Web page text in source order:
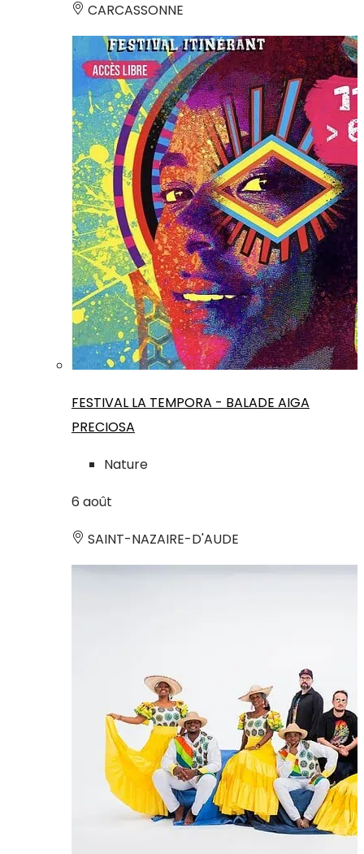
CARCASSONNE
FESTIVAL LA TEMPORA - BALADE AIGA
PRECIOSA
Nature
6 août
SAINT-NAZAIRE-D'AUDE